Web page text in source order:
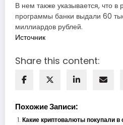
В нем также указывается, что в
программы банки выдали 60
миллиардов рублей.
Источник
Share this content:
Похожие Записи:
Какие криптовалюты покупали